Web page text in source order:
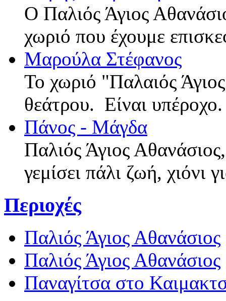
Ο Παλιός Άγιος
χωριό που έχουμε
Μαρούλα Στέφανος
Το χωριό "Παλαιός
θεάτρου. Είναι
Πάνος - Μάγδα
Παλιός Άγιος
γεμίσει πάλι ζωή, χιόνι
Περιοχές
Παλιός Άγιος Αθανάσιος
Παλιός Άγιος Αθανάσιος
Παναγίτσα στο